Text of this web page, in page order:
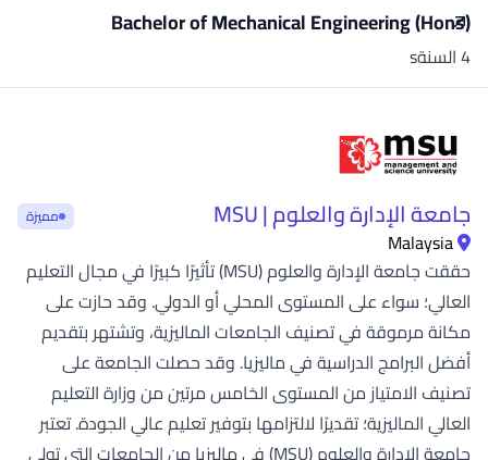
Bachelor of Mechanical Engineering (Hons)
4 السنةs
جامعة الإدارة والعلوم | MSU مميزة
Malaysia
حققت جامعة الإدارة والعلوم (MSU) تأثيرًا كبيرًا في مجال التعليم
العالي؛ سواء على المستوى المحلي أو الدولي. وقد حازت على
مكانة مرموقة في تصنيف الجامعات الماليزية، وتشتهر بتقديم
أفضل البرامج الدراسية في ماليزيا. وقد حصلت الجامعة على
تصنيف الامتياز من المستوى الخامس مرتين من وزارة التعليم
العالي الماليزية؛ تقديرًا لالتزامها بتوفير تعليم عالي الجودة. تعتبر
جامعة الإدارة والعلوم (MSU) في ماليزيا من الجامعات التي تولي